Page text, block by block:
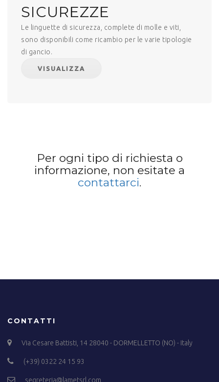
SICUREZZE
Le linguette di sicurezza, complete di molle e viti,
sono disponibili come ricambio per le varie tipologie
di gancio.
VISUALIZZA
Per ogni tipo di richiesta o
informazione, non esitate a
contattarci.
CONTATTI
Via Cesare Battisti, 14 28040 - DORMELLETTO (NO) - Italy
(+39) 0322 24 15 93
segreteria@lametsrl.com